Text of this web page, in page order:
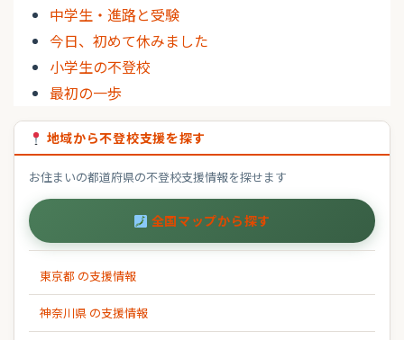
中学生・進路と受験
今日、初めて休みました
小学生の不登校
最初の一歩
地域から不登校支援を探す
お住まいの都道府県の不登校支援情報を探せます
全国マップから探す
東京都 の支援情報
神奈川県 の支援情報